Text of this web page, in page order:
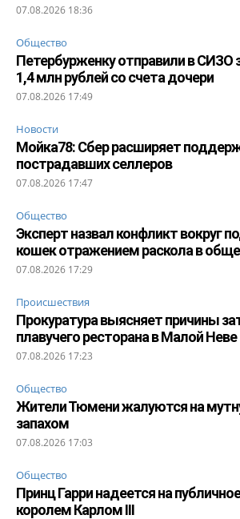
07.08.2026 18:36
Общество
Петербурженку отправили в СИЗО
1,4 млн рублей со счета дочери
07.08.2026 17:49
Новости
Мойка78: Сбер расширяет
пострадавших селлеров
07.08.2026 17:47
Общество
Эксперт назвал конфликт вокруг
кошек отражением раскола в
07.08.2026 17:29
Происшествия
Прокуратура выясняет причины
плавучего ресторана в Малой Неве
07.08.2026 17:23
Общество
Жители Тюмени жалуются на
запахом
07.08.2026 17:03
Общество
Принц Гарри надеется на
королем Карлом III